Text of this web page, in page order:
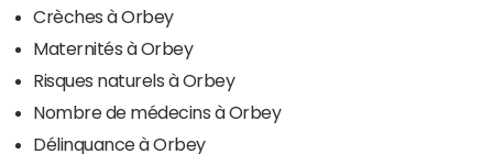
Crèches à Orbey
Maternités à Orbey
Risques naturels à Orbey
Nombre de médecins à Orbey
Délinquance à Orbey